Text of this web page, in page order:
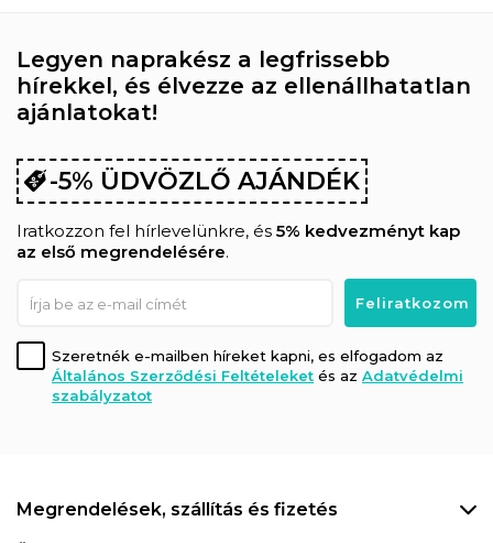
Legyen naprakész a legfrissebb
hírekkel, és élvezze az ellenállhatatlan
ajánlatokat!
-5% ÜDVÖZLŐ AJÁNDÉK
Iratkozzon fel hírlevelünkre, és 5% kedvezményt kap
az első megrendelésére.
Szeretnék e-mailben híreket kapni, es elfogadom az
Általános Szerződési Feltételeket és az Adatvédelmi
szabályzatot
Megrendelések, szállítás és fizetés